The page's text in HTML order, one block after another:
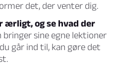
det, der venter dig.
og se hvad der
bringer sine egne lektioner
går ind til, kan gøre det